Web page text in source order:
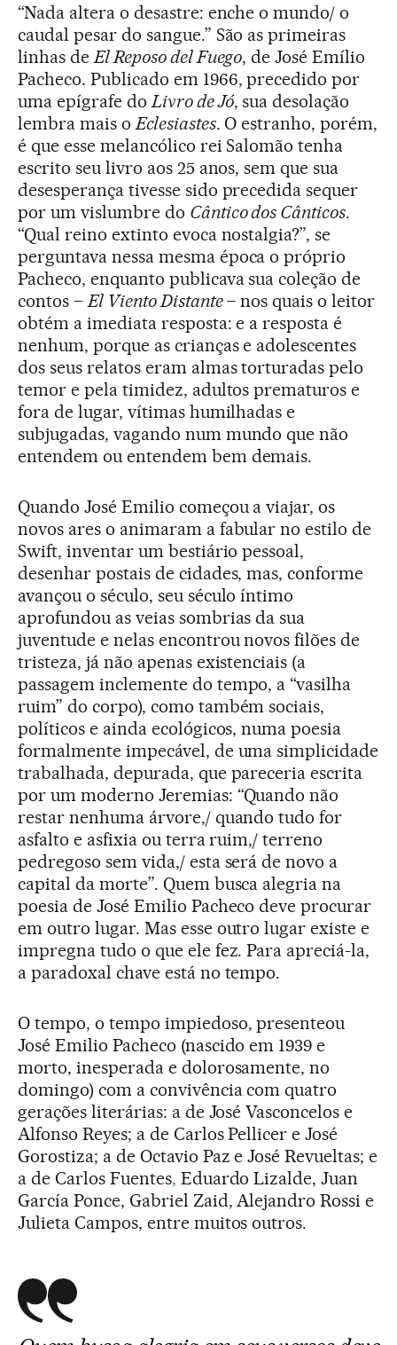
“Nada altera o desastre: enche o mundo/ o
caudal pesar do sangue.” São as primeiras
linhas deEl Reposo del Fuego, de José Emílio
Pacheco. Publicado em 1966, precedido por
uma epígrafe doLivro de Jó, sua desolação
lembra mais oEclesiastes. O estranho, porém,
é que esse melancólico rei Salomão tenha
escrito seu livro aos 25 anos, sem que sua
desesperança tivesse sido precedida sequer
por um vislumbre do Cântico dos Cânticos.
“Qual reino extinto evoca nostalgia?”, se
perguntava nessa mesma época o próprio
Pacheco, enquanto publicava sua coleção de
contos –El Viento Distante – nos quais o leitor
obtém a imediata resposta: e a resposta é
nenhum, porque as crianças e adolescentes
dos seus relatos eram almas torturadas pelo
temor e pela timidez, adultos prematuros e
fora de lugar, vítimas humilhadas e
subjugadas, vagando num mundo que não
entendem ou entendem bem demais.
Quando José Emilio começou a viajar, os
novos ares o animaram a fabular no estilo de
Swift, inventar um bestiário pessoal,
desenhar postais de cidades, mas, conforme
avançou o século, seu século íntimo
aprofundou as veias sombrias da sua
juventude e nelas encontrou novos filões de
tristeza, já não apenas existenciais (a
passagem inclemente do tempo, a “vasilha
ruim” do corpo), como também sociais,
políticos e ainda ecológicos, numa poesia
formalmente impecável, de uma simplicidade
trabalhada, depurada, que pareceria escrita
por um moderno Jeremias: “Quando não
restar nenhuma árvore,/ quando tudo for
asfalto e asfixia ou terra ruim,/ terreno
pedregoso sem vida,/ esta será de novo a
capital da morte”. Quem busca alegria na
poesia de José Emilio Pacheco deve procurar
em outro lugar. Mas esse outro lugar existe e
impregna tudo o que ele fez. Para apreciá-la,
a paradoxal chave está no tempo.
O tempo, o tempo impiedoso, presenteou
José Emilio Pacheco (nascido em 1939 e
morto, inesperada e dolorosamente, no
domingo) com a convivência com quatro
gerações literárias: a de José Vasconcelos e
Alfonso Reyes; a de Carlos Pellicer e José
Gorostiza; a de Octavio Paz e José Revueltas; e
a de Carlos Fuentes, Eduardo Lizalde, Juan
García Ponce, Gabriel Zaid, Alejandro Rossi e
Julieta Campos, entre muitos outros.